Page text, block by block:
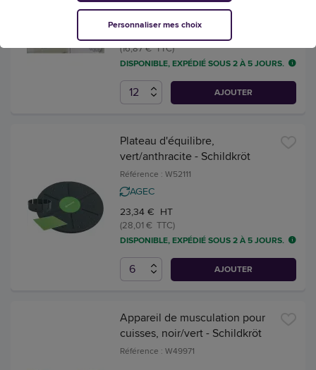
Référence : W49346
(16,87 € TTC)
DISPONIBLE, EXPÉDIÉ SOUS 2 À 5 JOURS.
AJOUTER
Plateau d'équilibre,
vert/anthracite - Schildkröt
Référence : W52111
AGEC
23,34 € HT
(28,01 € TTC)
DISPONIBLE, EXPÉDIÉ SOUS 2 À 5 JOURS.
AJOUTER
Appareil de musculation pour
cuisses, noir/vert - Schildkröt
Référence : W49971
Personnaliser mes choix